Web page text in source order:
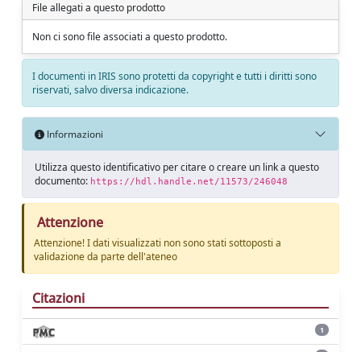
File allegati a questo prodotto
Non ci sono file associati a questo prodotto.
I documenti in IRIS sono protetti da copyright e tutti i diritti sono
riservati, salvo diversa indicazione.
Informazioni
Utilizza questo identificativo per citare o creare un link a questo
documento: https://hdl.handle.net/11573/246048
Attenzione
Attenzione! I dati visualizzati non sono stati sottoposti a
validazione da parte dell'ateneo
Citazioni
1